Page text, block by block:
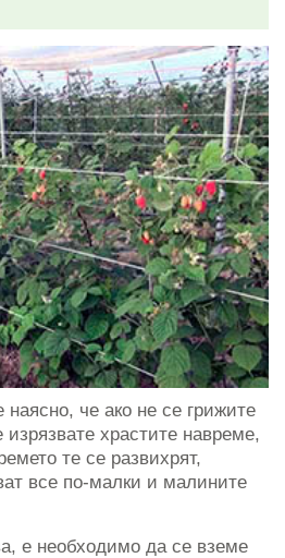
наясно, че ако не се грижите
храстите навреме,
те се развихрят,
все по-малки и малините
е необходимо да се вземе